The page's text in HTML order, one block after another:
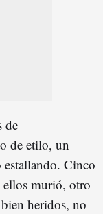
de
de etilo, un
Cinco
ellos murió, otro
heridos, no